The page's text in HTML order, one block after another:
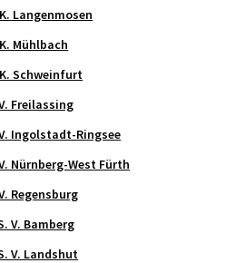
Langenmosen
Mühlbach
K. Schweinfurt
Freilassing
V. Ingolstadt-Ringsee
V. Nürnberg-West Fürth
Regensburg
V. Bamberg
V. Landshut